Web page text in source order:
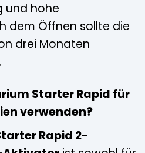
und hohe
dem Öffnen sollte die
drei Monaten
Starter Rapid für
verwenden?
Rapid 2-